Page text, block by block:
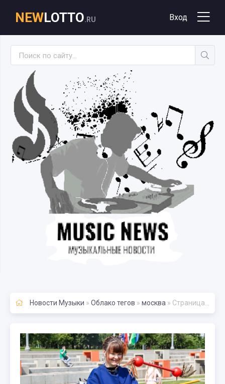
NEWLOTTO.RU Вход
Новости Музыки » Облако тегов » москва » Страница 8